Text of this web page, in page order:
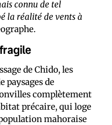
connu de tel
la réalité de vents à
de Chido, les
paysages de
complètement
précaire, qui loge
mahoraise